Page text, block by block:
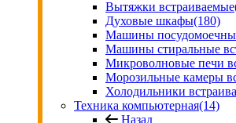
Вытяжки встраиваемые
Духовые шкафы(180)
Машины
Машины стиральные
Микроволновые печи
Морозильные камеры
Холодильники
Техника компьютерная(14)
Назад